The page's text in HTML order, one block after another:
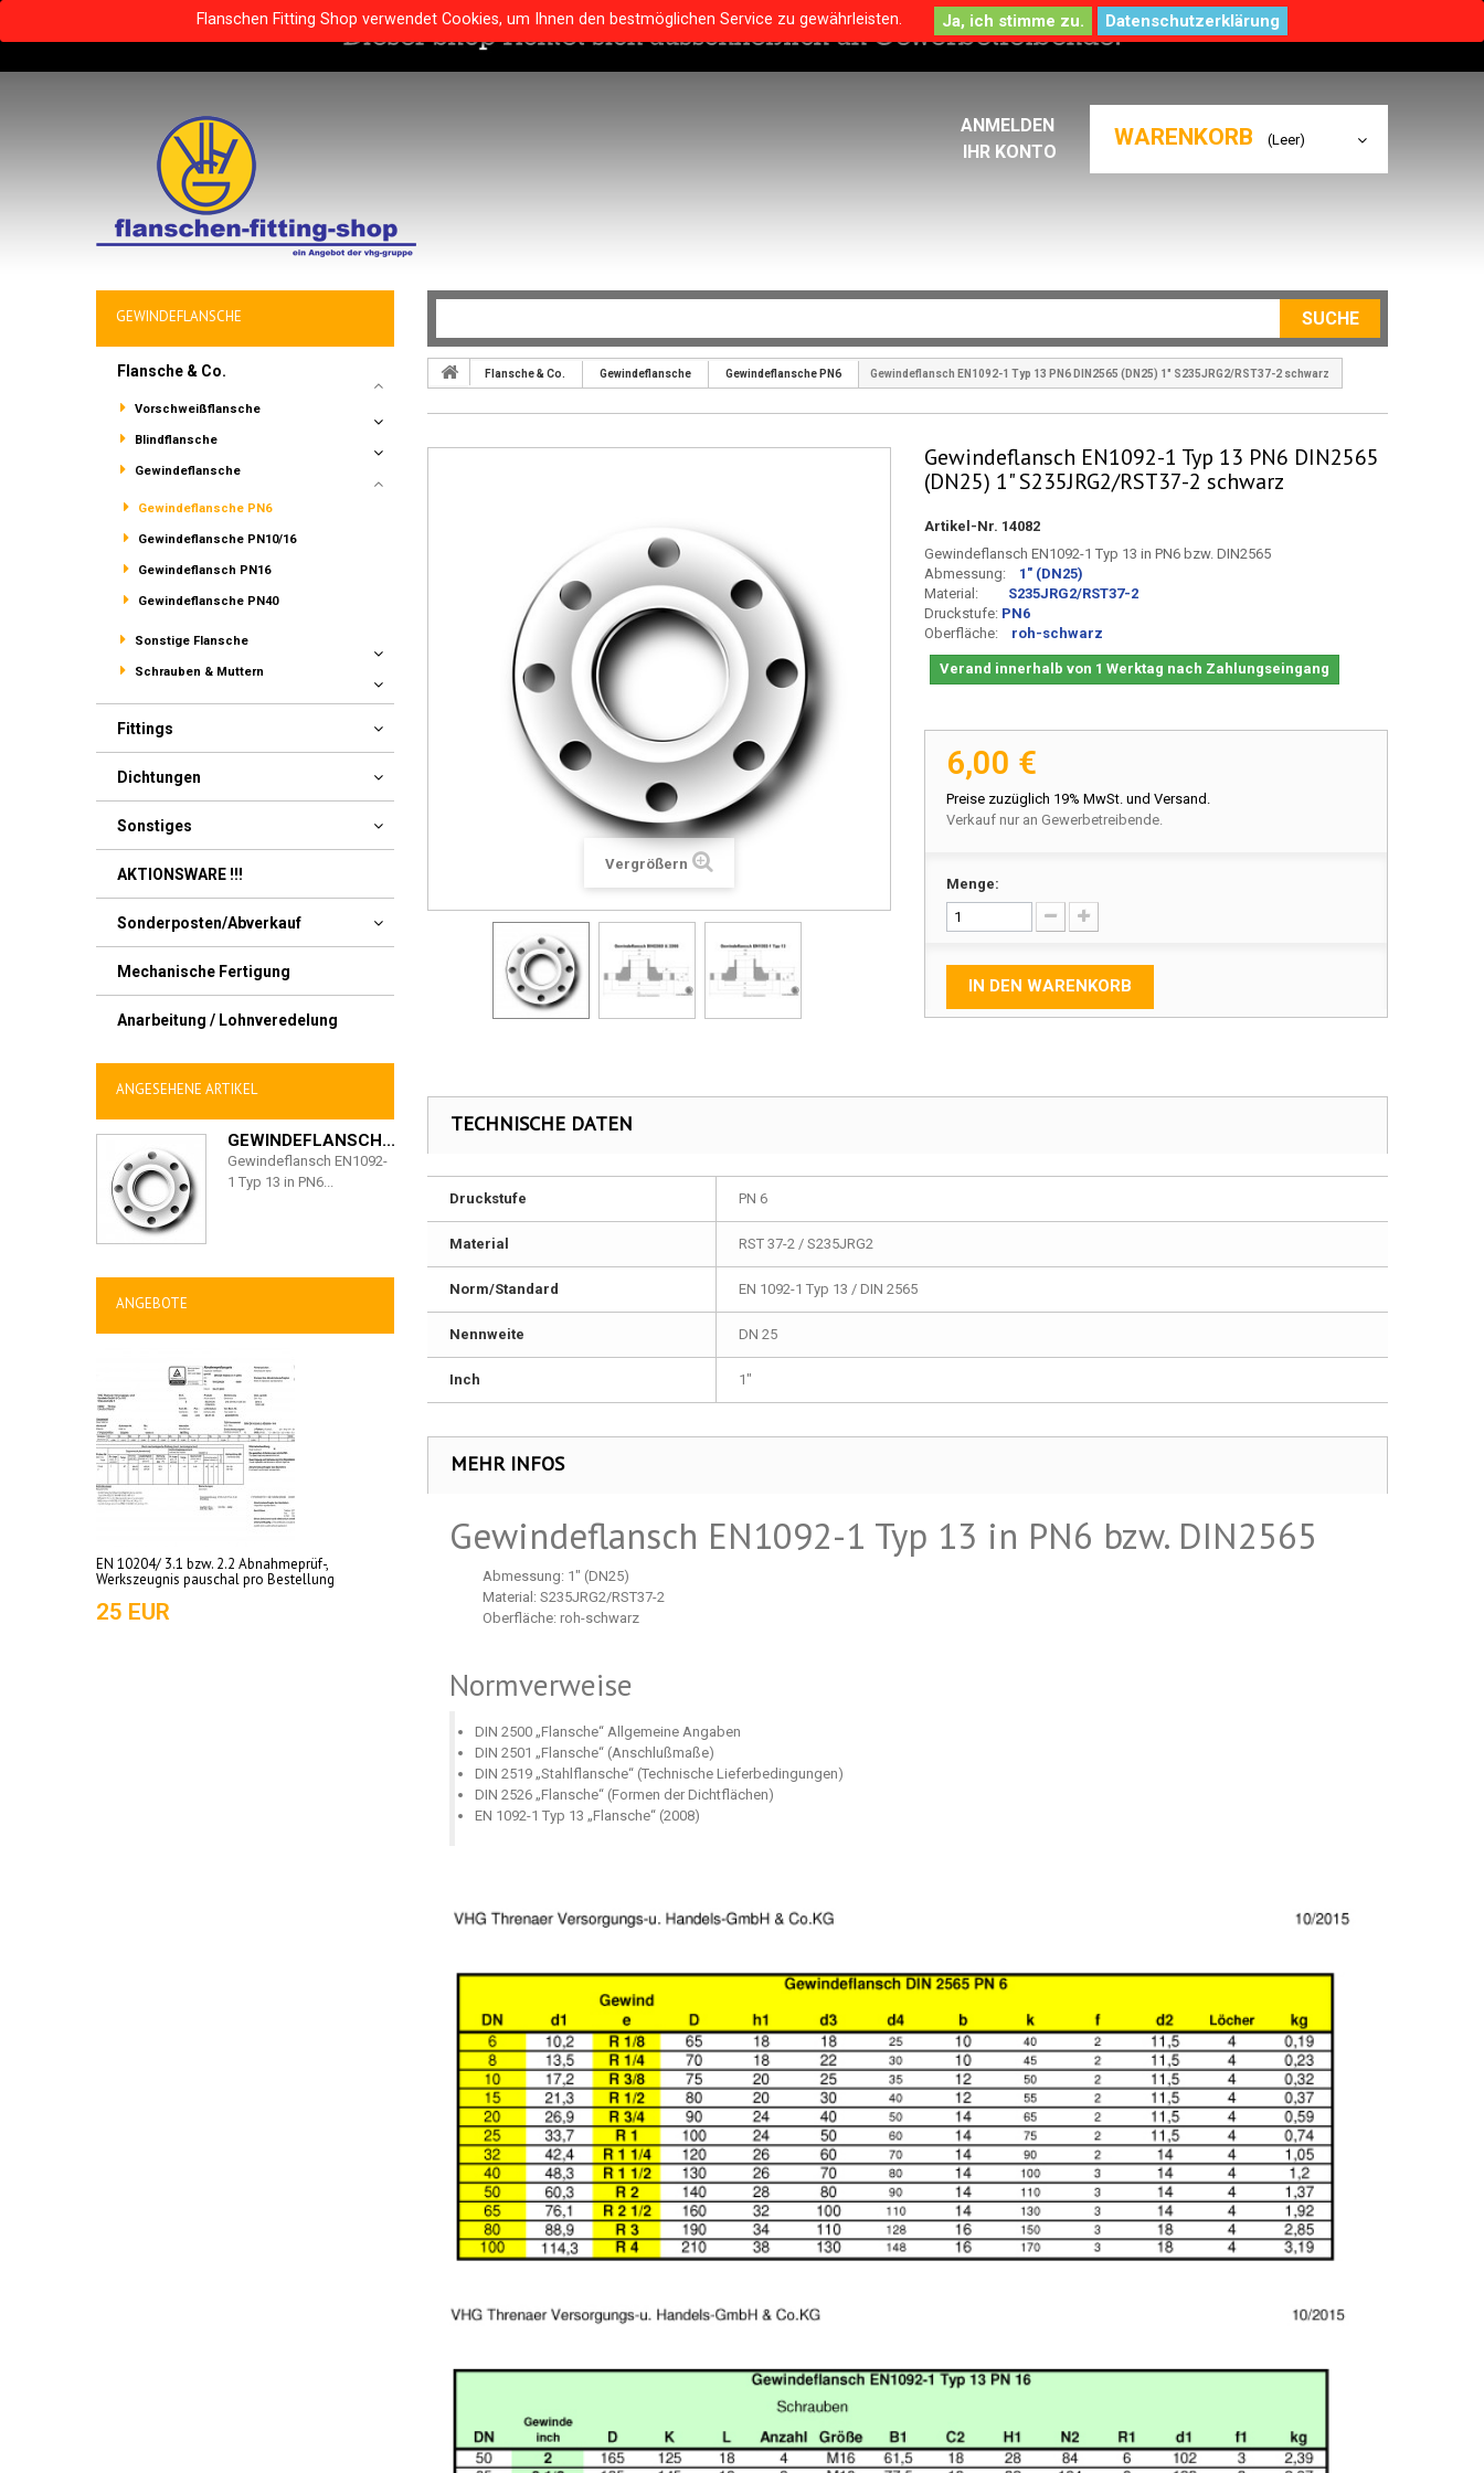
WARENKORB (Leer)
ANMELDEN
IHR KONTO
SUCHE
Flanschen Fitting Shop verwendet Cookies, um Ihnen den bestmöglichen Service zu gewährleisten. Datenschutzerklärung
GEWINDEFLANSCHE
Flansche & Co.
Vorschweißflansche
Blindflansche
Gewindeflansche
Gewindeflansche PN6
Gewindeflansche PN10/16
Gewindeflansch PN16
Gewindeflansche PN40
Sonstige Flansche
Schrauben & Muttern
Fittings
Dichtungen
Sonstiges
AKTIONSWARE !!!
Sonderposten/Abverkauf
Mechanische Fertigung
Anarbeitung / Lohnveredelung
ANGESEHENE ARTIKEL
GEWINDEFLANSCH...
Gewindeflansch EN1092-
1 Typ 13 in PN6...
ANGEBOTE
EN 10204/ 3.1 bzw. 2.2 Abnahmeprüf-,
Werkszeugnis pauschal pro Bestellung
25 EUR
Flansche & Co. Gewindeflansche Gewindeflansche PN6 Gewindeflansch EN1092-1 Typ 13 PN6 DIN2565 (DN25) 1" S235JRG2/RST37-2 schwarz
Vergrößern
Gewindeflansch EN1092-1 Typ 13 PN6 DIN2565
(DN25) 1" S235JRG2/RST37-2 schwarz
Artikel-Nr. 14082
Gewindeflansch EN1092-1 Typ 13 in PN6 bzw. DIN2565
Abmessung:
1 " (DN25)
Material: S235JRG2/RST37-2
Druckstufe: PN6
Oberfläche:
roh-schwarz
Verand innerhalb von 1 Werktag nach Zahlungseingang
6,00 €
Preise zuzüglich 19% MwSt. und Versand.
Verkauf nur an Gewerbetreibende.
Menge:
IN DEN WARENKORB
TECHNISCHE DATEN
Druckstufe PN 6
Material RST 37-2 / S235JRG2
Norm/Standard EN 1092-1 Typ 13 / DIN 2565
Nennweite DN 25
Inch 1"
MEHR INFOS
Gewindeflansch EN1092-1 Typ 13 in PN6 bzw. DIN2565
Abmessung: 1" (DN25)
Material: S235JRG2/RST37-2
Oberfläche: roh-schwarz
Normverweise
DIN 2500 „Flansche“ Allgemeine Angaben
DIN 2501 „Flansche“ (Anschlußmaße)
DIN 2519 „Stahlflansche“ (Technische Lieferbedingungen)
DIN 2526 „Flansche“ (Formen der Dichtflächen)
EN 1092-1 Typ 13 „Flansche“ (2008)